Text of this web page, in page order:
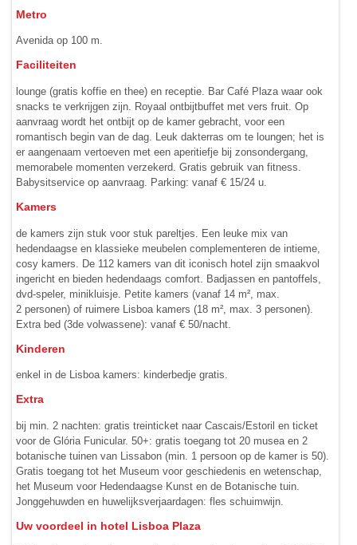
Metro
Avenida op 100 m.
Faciliteiten
lounge (gratis koffie en thee) en receptie. Bar Café Plaza waar ook
snacks te verkrijgen zijn. Royaal ontbijtbuffet met vers fruit. Op
aanvraag wordt het ontbijt op de kamer gebracht, voor een
romantisch begin van de dag. Leuk dakterras om te loungen; het is
er aangenaam vertoeven met een aperitiefje bij zonsondergang,
memorabele momenten verzekerd. Gratis gebruik van fitness.
Babysitservice op aanvraag. Parking: vanaf € 15/24 u.
Kamers
de kamers zijn stuk voor stuk pareltjes. Een leuke mix van
hedendaagse en klassieke meubelen complementeren de intieme,
cosy kamers. De 112 kamers van dit iconisch hotel zijn smaakvol
ingericht en bieden hedendaags comfort. Badjassen en pantoffels,
dvd-speler, minikluisje. Petite kamers (vanaf 14 m², max.
2 personen) of ruimere Lisboa kamers (18 m², max. 3 personen).
Extra bed (3de volwassene): vanaf € 50/nacht.
Kinderen
enkel in de Lisboa kamers: kinderbedje gratis.
Extra
bij min. 2 nachten: gratis treinticket naar Cascais/Estoril en ticket
voor de Glória Funicular. 50+: gratis toegang tot 20 musea en 2
botanische tuinen van Lissabon (min. 1 persoon op de kamer is 50).
Gratis toegang tot het Museum voor geschiedenis en wetenschap,
het Museum voor Hedendaagse Kunst en de Botanische tuin.
Jonggehuwden en huwelijksverjaardagen: fles schuimwijn.
Uw voordeel in hotel Lisboa Plaza